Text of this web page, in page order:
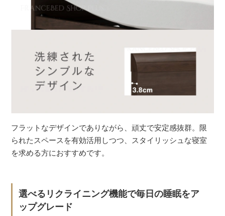
フラットなデザインでありながら、頑丈で安定感抜群。限
られたスペースを有効活用しつつ、スタイリッシュな寝室
を求める方におすすめです。
選べるリクライニング機能で毎日の睡眠をア
ップグレード